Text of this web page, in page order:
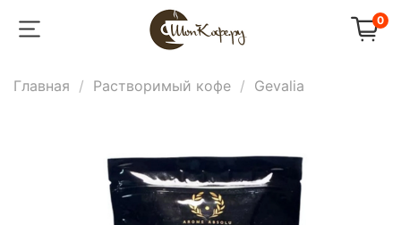
0
Главная Растворимый кофе Gevalia